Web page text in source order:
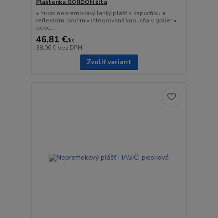
Pláštenka GORDON žltá
• hi-vis nepremokavý ľahký plášť s kapucňou a
reflexnými pruhmi• integrovaná kapucňa v golieri•
odve...
46,81 €/ks
38,06 € bez DPH
Zvoliť variant